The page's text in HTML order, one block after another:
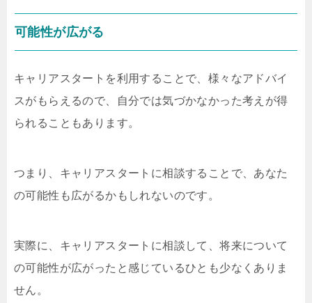
可能性が広がる
キャリアスタートを利用することで、様々なアドバイ
スがもらえるので、自分では気づかなかった考えが得
られることもあります。
つまり、キャリアスタートに相談することで、あなた
の可能性も広がるかもしれないのです。
実際に、キャリアスタートに相談して、将来について
の可能性が広がったと感じているひとも少なくありま
せん。